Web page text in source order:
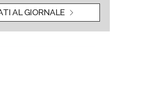
AL GIORNALE